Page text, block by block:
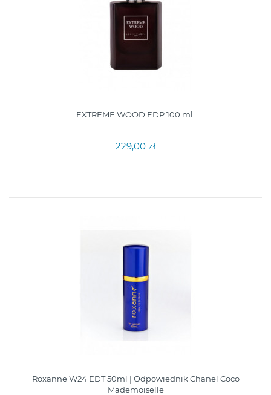
EXTREME WOOD EDP 100 ml.
229,00 zł
Roxanne W24 EDT 50ml | Odpowiednik Chanel Coco
Mademoiselle